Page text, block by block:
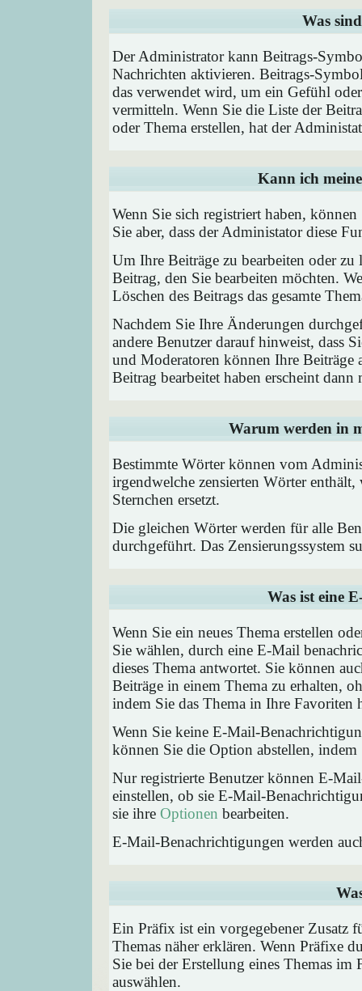
Was
Der Administrator kann Beitrags-
Nachrichten aktivieren. Beitrags-
das verwendet wird, um ein Gefühl
vermitteln. Wenn Sie die Liste der
oder Thema erstellen, hat der
Kann ich
Wenn Sie sich registriert haben,
Sie aber, dass der Administator diese
Um Ihre Beiträge zu bearbeiten oder
Beitrag, den Sie bearbeiten möchten.
Löschen des Beitrags das gesamte
Nachdem Sie Ihre Änderungen
andere Benutzer darauf hinweist, dass
und Moderatoren können Ihre Beiträge
Beitrag bearbeitet haben erscheint
Warum werden in
Bestimmte Wörter können vom
irgendwelche zensierten Wörter
Sternchen ersetzt.
Die gleichen Wörter werden für alle
durchgeführt. Das Zensierungssystem
Was ist eine
Wenn Sie ein neues Thema erstellen
Sie wählen, durch eine E-Mail
dieses Thema antwortet. Sie können
Beiträge in einem Thema zu erhalten,
indem Sie das Thema in Ihre Favoriten
Wenn Sie keine E-Mail-
können Sie die Option abstellen,
Nur registrierte Benutzer können E-
einstellen, ob sie E-Mail-
sie ihre Optionen bearbeiten.
E-Mail-Benachrichtigungen werden
Ein Präfix ist ein vorgegebener Zusatz
Themas näher erklären. Wenn Präfixe
Sie bei der Erstellung eines Themas
auswählen.